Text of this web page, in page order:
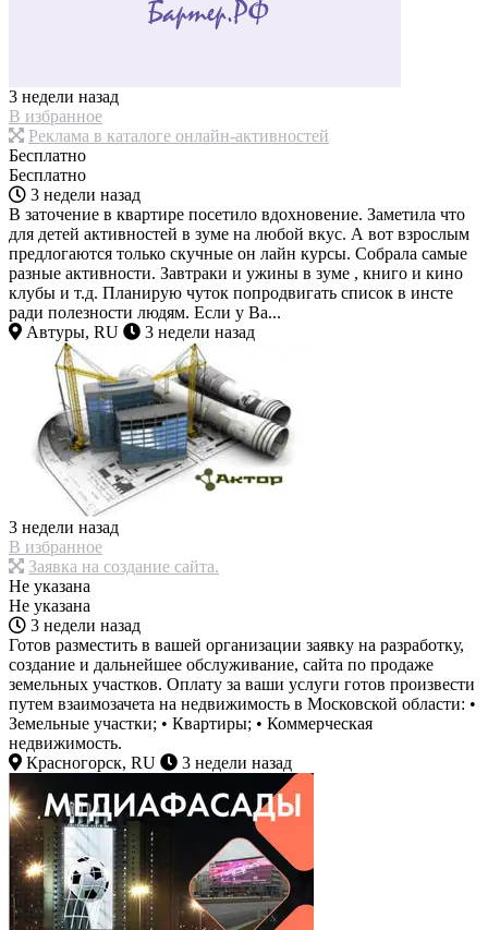
3 недели назад
В избранное
Реклама в каталоге онлайн-активностей
Бесплатно
Бесплатно
3 недели назад
В заточение в квартире посетило вдохновение. Заметила что
для детей активностей в зуме на любой вкус. А вот взрослым
предлогаются только скучные он лайн курсы. Собрала самые
разные активности. Завтраки и ужины в зуме , книго и кино
клубы и т.д. Планирую чуток попродвигать список в инсте
ради полезности людям. Если у Ва...
Автуры, RU
3 недели назад
3 недели назад
В избранное
Заявка на создание сайта.
Не указана
Не указана
3 недели назад
Готов разместить в вашей организации заявку на разработку,
создание и дальнейшее обслуживание, сайта по продаже
земельных участков. Оплату за ваши услуги готов произвести
путем взаимозачета на недвижимость в Московской области: •
Земельные участки; • Квартиры; • Коммерческая
недвижимость.
Красногорск, RU
3 недели назад